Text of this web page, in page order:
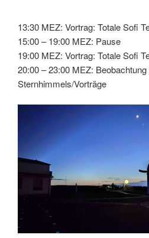
13:30 MEZ: Vortrag: Totale Sofi
15:00 – 19:00 MEZ: Pause
19:00 MEZ: Vortrag: Totale Sofi
20:00 – 23:00 MEZ: Beobachtung
Sternhimmels/Vorträge